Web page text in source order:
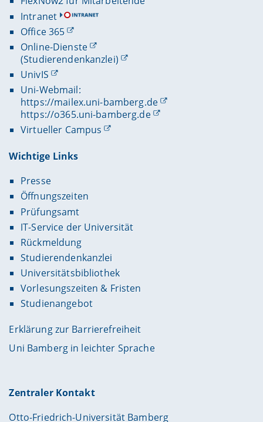
Intranet
Office 365
Online-Dienste
(Studierendenkanzlei)
UnivIS
Uni-Webmail:
https://mailex.uni-bamberg.de
https://o365.uni-bamberg.de
Virtueller Campus
Wichtige Links
Presse
Öffnungszeiten
Prüfungsamt
IT-Service der Universität
Rückmeldung
Studierendenkanzlei
Universitätsbibliothek
Vorlesungszeiten & Fristen
Studienangebot
Erklärung zur Barrierefreiheit
Uni Bamberg in leichter Sprache
Zentraler Kontakt
Otto-Friedrich-Universität Bamberg